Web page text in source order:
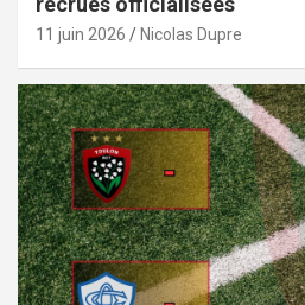
11 juin 2026 Nicolas Dupre